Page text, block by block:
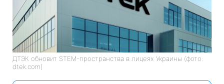
ДТЭК обновит STEM-пространства в лицеях Украины (фото:
dtek.com)